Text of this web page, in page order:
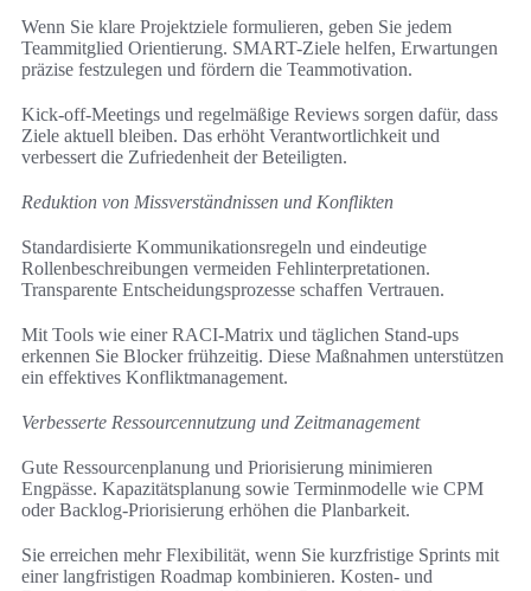
Wenn Sie klare Projektziele formulieren, geben Sie jedem
Teammitglied Orientierung. SMART-Ziele helfen, Erwartungen
präzise festzulegen und fördern die Teammotivation.
Kick-off-Meetings und regelmäßige Reviews sorgen dafür, dass
Ziele aktuell bleiben. Das erhöht Verantwortlichkeit und
verbessert die Zufriedenheit der Beteiligten.
Reduktion von Missverständnissen und Konflikten
Standardisierte Kommunikationsregeln und eindeutige
Rollenbeschreibungen vermeiden Fehlinterpretationen.
Transparente Entscheidungsprozesse schaffen Vertrauen.
Mit Tools wie einer RACI-Matrix und täglichen Stand-ups
erkennen Sie Blocker frühzeitig. Diese Maßnahmen unterstützen
ein effektives Konfliktmanagement.
Verbesserte Ressourcennutzung und Zeitmanagement
Gute Ressourcenplanung und Priorisierung minimieren
Engpässe. Kapazitätsplanung sowie Terminmodelle wie CPM
oder Backlog-Priorisierung erhöhen die Planbarkeit.
Sie erreichen mehr Flexibilität, wenn Sie kurzfristige Sprints mit
einer langfristigen Roadmap kombinieren. Kosten- und